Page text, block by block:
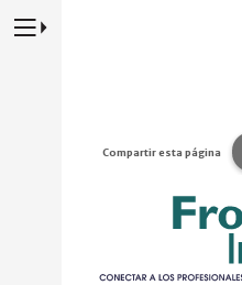
Presione para alternar la
Compartir esta página